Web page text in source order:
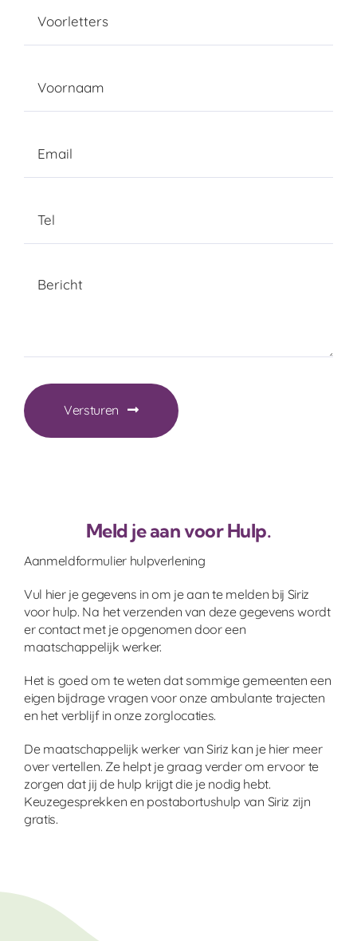
Versturen
Meld je aan voor Hulp.
Aanmeldformulier hulpverlening
Vul hier je gegevens in om je aan te melden bij Siriz
voor hulp. Na het verzenden van deze gegevens wordt
er contact met je opgenomen door een
maatschappelijk werker.
Het is goed om te weten dat sommige gemeenten een
eigen bijdrage vragen voor onze ambulante trajecten
en het verblijf in onze zorglocaties.
De maatschappelijk werker van Siriz kan je hier meer
over vertellen. Ze helpt je graag verder om ervoor te
zorgen dat jij de hulp krijgt die je nodig hebt.
Keuzegesprekken en postabortushulp van Siriz zijn
gratis.